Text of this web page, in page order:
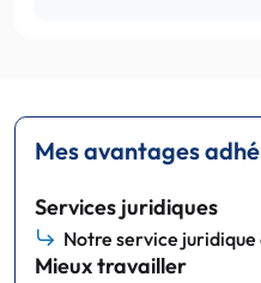
Mes avantages
Services juridiques
Notre service
Mieux travailler